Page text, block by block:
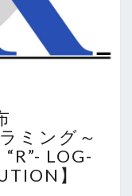
ミング～
LOG-
】